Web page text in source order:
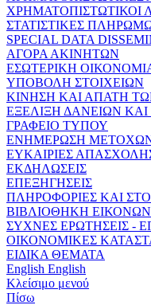
ΧΡΗΜΑΤΟΠΙΣΤΩΤΙΚΟΙ
ΣΤΑΤΙΣΤΙΚΕΣ
SPECIAL DATA
ΑΓΟΡΑ ΑΚΙΝΗΤΩΝ
ΕΣΩΤΕΡΙΚΗ
ΥΠΟΒΟΛΗ ΣΤΟΙΧΕΙΩΝ
ΚΙΝΗΣΗ ΚΑΙ ΑΠΑΤΗ
ΕΞΕΛΙΞΗ ΔΑΝΕΙΩΝ
ΓΡΑΦΕΙΟ ΤΥΠΟΥ
ΕΝΗΜΕΡΩΣΗ
ΕΥΚΑΙΡΙΕΣ
ΕΚΔΗΛΩΣΕΙΣ
ΕΠΕΞΗΓΗΣΕΙΣ
ΠΛΗΡΟΦΟΡΙΕΣ ΚΑΙ
ΒΙΒΛΙΟΘΗΚΗ ΕΙΚΟΝΩΝ
ΣΥΧΝΕΣ ΕΡΩΤΗΣΕΙΣ -
ΟΙΚΟΝΟΜΙΚΕΣ
ΕΙΔΙΚΑ ΘΕΜΑΤΑ
English English
Κλείσιμο μενού
Πίσω